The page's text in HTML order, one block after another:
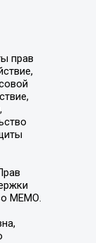
прав
МЕМО.